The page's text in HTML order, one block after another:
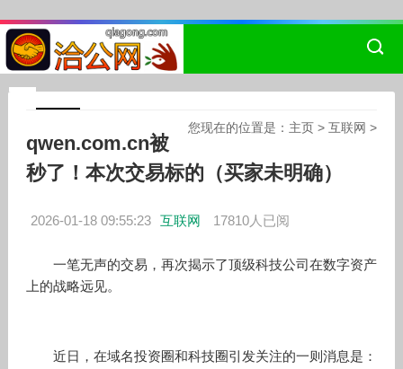
您现在的位置是： 主页 >互联网 >
qwen.com.cn被
秒了！本次交易标的（买家未明确）
2026-01-18 09:55:23 互联网 17810人已阅
一笔无声的交易，再次揭示了顶级科技公司在数字资产
上的战略远见。
近日，在域名投资圈和科技圈引发关注的一则消息是：